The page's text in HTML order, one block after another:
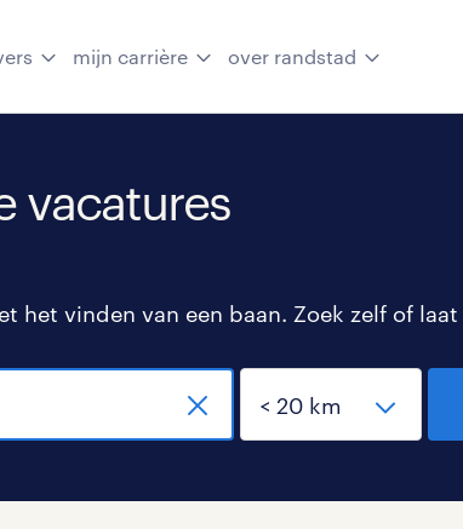
mijn carrière over randstad
vacatures
het vinden van een baan. Zoek zelf of